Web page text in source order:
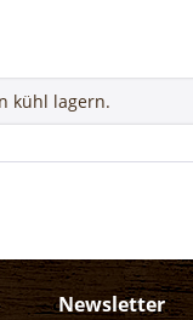
kühl lagern.
Newsletter